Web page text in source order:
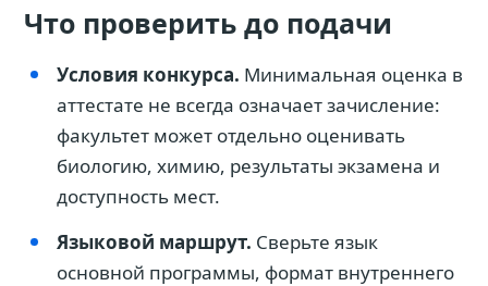
Что проверить до подачи
Условия конкурса. Минимальная оценка в
аттестате не всегда означает зачисление:
факультет может отдельно оценивать
биологию, химию, результаты экзамена и
доступность мест.
Языковой маршрут. Сверьте язык
основной программы, формат внутреннего